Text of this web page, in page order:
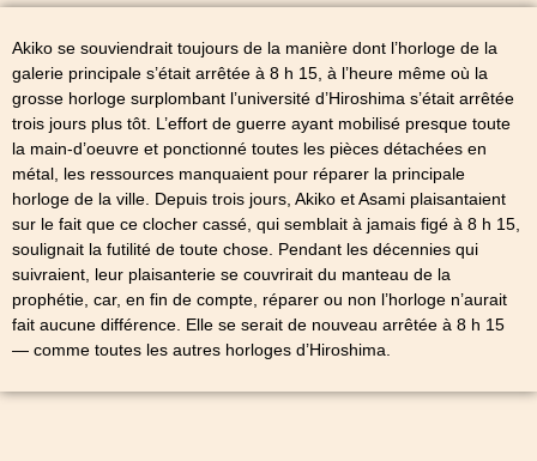
Akiko se souviendrait toujours de la manière dont l’horloge de la
galerie principale s’était arrêtée à 8 h 15, à l’heure même où la
grosse horloge surplombant l’université d’Hiroshima s’était arrêtée
trois jours plus tôt. L’effort de guerre ayant mobilisé presque toute
la main-d’oeuvre et ponctionné toutes les pièces détachées en
métal, les ressources manquaient pour réparer la principale
horloge de la ville. Depuis trois jours, Akiko et Asami plaisantaient
sur le fait que ce clocher cassé, qui semblait à jamais figé à 8 h 15,
soulignait la futilité de toute chose. Pendant les décennies qui
suivraient, leur plaisanterie se couvrirait du manteau de la
prophétie, car, en fin de compte, réparer ou non l’horloge n’aurait
fait aucune différence. Elle se serait de nouveau arrêtée à 8 h 15
— comme toutes les autres horloges d’Hiroshima.